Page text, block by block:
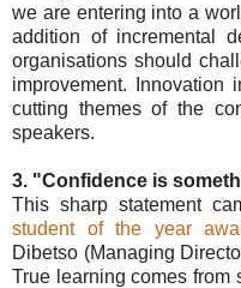
we are entering into a
addition of incremental
organisations should
improvement.
cutting themes of the
speakers.
3. "Confidence is
This sharp statement
student of the year
Dibetso (Managing
True learning comes from